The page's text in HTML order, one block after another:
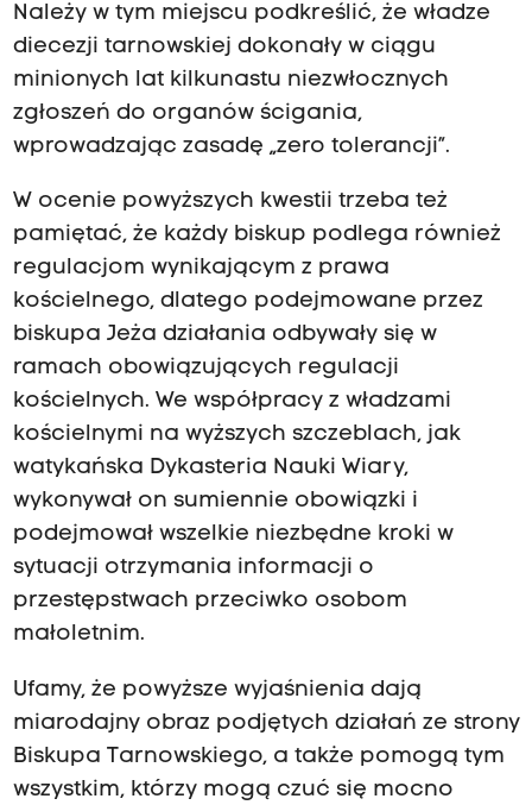
Należy w tym miejscu podkreślić, że władze
diecezji tarnowskiej dokonały w ciągu
minionych lat kilkunastu niezwłocznych
zgłoszeń do organów ścigania,
wprowadzając zasadę „zero tolerancji”.
W ocenie powyższych kwestii trzeba też
pamiętać, że każdy biskup podlega również
regulacjom wynikającym z prawa
kościelnego, dlatego podejmowane przez
biskupa Jeża działania odbywały się w
ramach obowiązujących regulacji
kościelnych. We współpracy z władzami
kościelnymi na wyższych szczeblach, jak
watykańska Dykasteria Nauki Wiary,
wykonywał on sumiennie obowiązki i
podejmował wszelkie niezbędne kroki w
sytuacji otrzymania informacji o
przestępstwach przeciwko osobom
małoletnim.
Ufamy, że powyższe wyjaśnienia dają
miarodajny obraz podjętych działań ze strony
Biskupa Tarnowskiego, a także pomogą tym
wszystkim, którzy mogą czuć się mocno